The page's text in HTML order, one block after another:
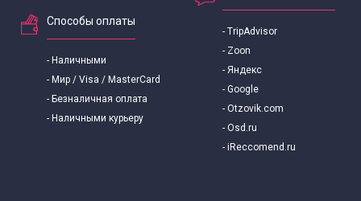
Способы оплаты
- Наличными
- Мир / Visa / MasterCard
- Безналичная оплата
- Наличными курьеру
- TripAdvisor
- Zoon
- Яндекс
- Google
- Otzovik.com
- Osd.ru
- iReccomend.ru